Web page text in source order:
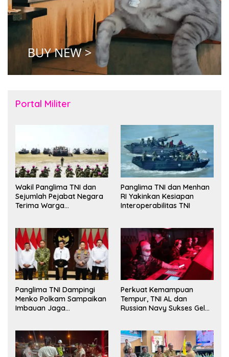
Portal Militer
Wakil Panglima TNI dan
Sejumlah Pejabat Negara
Terima Warga
Panglima TNI dan Menhan
RI Yakinkan Kesiapan
Interoperabilitas TNI
Panglima TNI Dampingi
Menko Polkam Sampaikan
Imbauan Jaga
Perkuat Kemampuan
Tempur, TNI AL dan
Russian Navy Sukses Gelar